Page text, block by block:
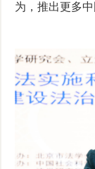
为，推出更多